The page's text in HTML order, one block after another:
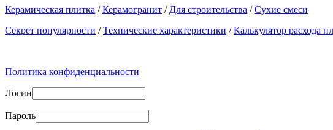
Керамическая плитка /Керамогранит / Для строительства /Сухие смеси
Секрет популярности /Технические характеристики /Калькулятор расхода
Политика конфиденциальности
Логин
Пароль